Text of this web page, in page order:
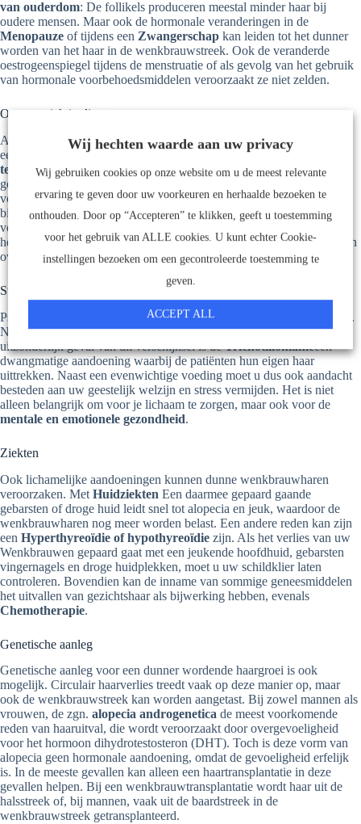
van ouderdom: De follikels produceren meestal minder haar bij
oudere mensen. Maar ook de hormonale veranderingen in de
Menopauze of tijdens een Zwangerschap kan leiden tot het dunner
worden van het haar in de wenkbrauwstreek. Ook de veranderde
oestrogeenspiegel tijdens de menstruatie of als gevolg van het gebruik
van hormonale voorbehoedsmiddelen veroorzaakt ze niet zelden.
Onevenwichtig dieet
Als er niet genoeg vitaminen en mineralen worden opgenomen door
een onevenwichtige voeding, kan dit leiden tot
Symptomen van
tekort
zoals alopecia. Deze treffen vaak het hoofdhaar, maar ook
gezichtshaar kan te lijden hebben onder een tekort aan
voedingsstoffen. Vitamine A en C, biotine, zink en vetzuren zijn
bijzonder belangrijk voor gezond en sterk haar en moeten daarom in
voldoende mate in de voeding aanwezig zijn. In sommige gevallen is
het zinvol voedingssupplementen te nemen, maar dit moet gebeuren in
overleg met een arts.
Stress en psychisch lijden
Psychologische stress en zorgen beïnvloeden de lichamelijke conditie.
Naast grijs haar is haaruitval een typische uitingsvorm. Een zeldzaam
uitzonderlijk geval van dit verschijnsel is deTrichotillomanieeen
dwangmatige aandoening waarbij de patiënten hun eigen haar
uittrekken. Naast een evenwichtige voeding moet u dus ook aandacht
besteden aan uw geestelijk welzijn en stress vermijden. Het is niet
alleen belangrijk om voor je lichaam te zorgen, maar ook voor de
mentale en emotionele gezondheid.
Ziekten
Ook lichamelijke aandoeningen kunnen dunne wenkbrauwharen
veroorzaken. Met Huidziekten Een daarmee gepaard gaande
gebarsten of droge huid leidt snel tot alopecia en jeuk, waardoor de
wenkbrauwharen nog meer worden belast. Een andere reden kan zijn
een Hyperthyreoïdie of hypothyreoïdie zijn. Als het verlies van uw
Wenkbrauwen gepaard gaat met een jeukende hoofdhuid, gebarsten
vingernagels en droge huidplekken, moet u uw schildklier laten
controleren. Bovendien kan de inname van sommige geneesmiddelen
het uitvallen van gezichtshaar als bijwerking hebben, evenals
Chemotherapie.
Genetische aanleg
Genetische aanleg voor een dunner wordende haargroei is ook
mogelijk. Circulair haarverlies treedt vaak op deze manier op, maar
ook de wenkbrauwstreek kan worden aangetast. Bij zowel mannen als
vrouwen, de zgn. alopecia androgenetica de meest voorkomende
reden van haaruitval, die wordt veroorzaakt door overgevoeligheid
voor het hormoon dihydrotestosteron (DHT). Toch is deze vorm van
alopecia geen hormonale aandoening, omdat de gevoeligheid erfelijk
is. In de meeste gevallen kan alleen een haartransplantatie in deze
gevallen helpen. Bij een wenkbrauwtransplantatie wordt haar uit de
halsstreek of, bij mannen, vaak uit de baardstreek in de
wenkbrauwstreek getransplanteerd.
Wij hechten waarde aan uw privacy
Wij gebruiken cookies op onze website om u de meest relevante
ervaring te geven door uw voorkeuren en herhaalde bezoeken te
onthouden. Door op “Accepteren” te klikken, geeft u toestemming
voor het gebruik van ALLE cookies. U kunt echter Cookie-
instellingen bezoeken om een gecontroleerde toestemming te
geven.
ACCEPT ALL